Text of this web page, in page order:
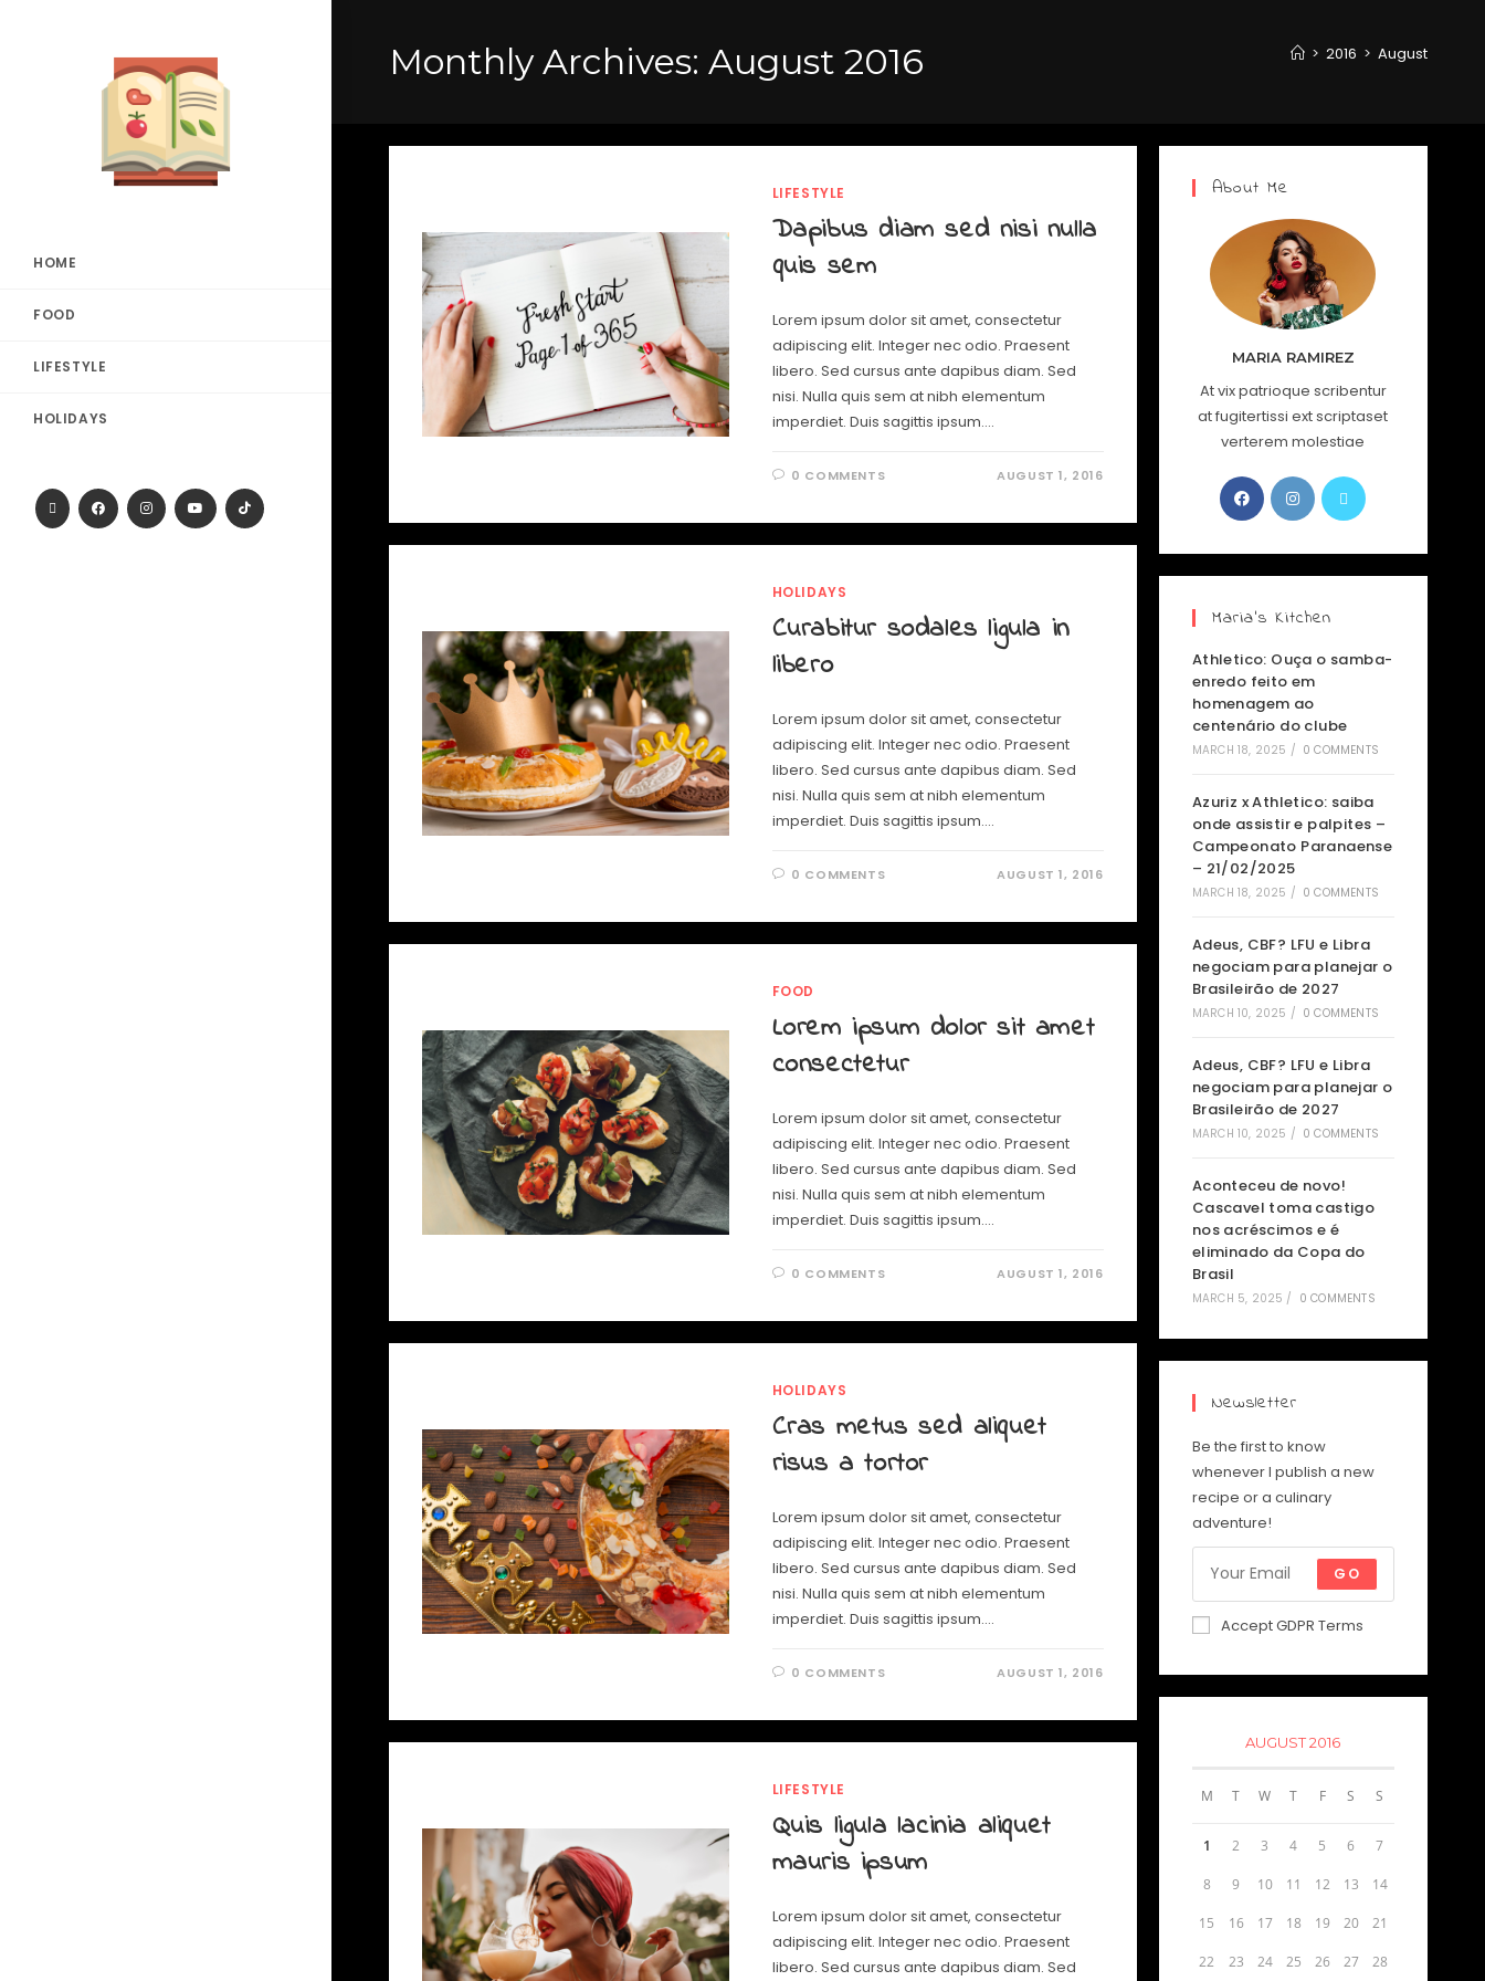
HOME
FOOD
LIFESTYLE
HOLIDAYS
Monthly Archives: August 2016 > 2016 > August
LIFESTYLE
Dapibus diam sed nisi nulla
quis sem
Lorem ipsum dolor sit amet, consectetur
adipiscing elit. Integer nec odio. Praesent
libero. Sed cursus ante dapibus diam. Sed
nisi. Nulla quis sem at nibh elementum
imperdiet. Duis sagittis ipsum.…
0 COMMENTS AUGUST 1, 2016
HOLIDAYS
Curabitur sodales ligula in
libero
Lorem ipsum dolor sit amet, consectetur
adipiscing elit. Integer nec odio. Praesent
libero. Sed cursus ante dapibus diam. Sed
nisi. Nulla quis sem at nibh elementum
imperdiet. Duis sagittis ipsum.…
0 COMMENTS AUGUST 1, 2016
FOOD
Lorem ipsum dolor sit amet
consectetur
Lorem ipsum dolor sit amet, consectetur
adipiscing elit. Integer nec odio. Praesent
libero. Sed cursus ante dapibus diam. Sed
nisi. Nulla quis sem at nibh elementum
imperdiet. Duis sagittis ipsum.…
0 COMMENTS AUGUST 1, 2016
HOLIDAYS
Cras metus sed aliquet
risus a tortor
Lorem ipsum dolor sit amet, consectetur
adipiscing elit. Integer nec odio. Praesent
libero. Sed cursus ante dapibus diam. Sed
nisi. Nulla quis sem at nibh elementum
imperdiet. Duis sagittis ipsum.…
0 COMMENTS AUGUST 1, 2016
LIFESTYLE
Quis ligula lacinia aliquet
mauris ipsum
Lorem ipsum dolor sit amet, consectetur
adipiscing elit. Integer nec odio. Praesent
libero. Sed cursus ante dapibus diam. Sed
About Me
MARIA RAMIREZ
At vix patrioque scribentur
at fugitertissi ext scriptaset
verterem molestiae
Maria’s Kitchen
Athletico: Ouça o samba-
enredo feito em
homenagem ao
centenário do clube
MARCH 18, 2025 / 0 COMMENTS
Azuriz x Athletico: saiba
onde assistir e palpites –
Campeonato Paranaense
– 21/02/2025
MARCH 18, 2025 / 0 COMMENTS
Adeus, CBF? LFU e Libra
negociam para planejar o
Brasileirão de 2027
MARCH 10, 2025 / 0 COMMENTS
Adeus, CBF? LFU e Libra
negociam para planejar o
Brasileirão de 2027
MARCH 10, 2025 / 0 COMMENTS
Aconteceu de novo!
Cascavel toma castigo
nos acréscimos e é
eliminado da Copa do
Brasil
MARCH 5, 2025 / 0 COMMENTS
Newsletter
Be the first to know
whenever I publish a new
recipe or a culinary
adventure!
GO
Accept GDPR Terms
AUGUST 2016
M T W T F S S
1 2 3 4 5 6 7
8 9 10 11 12 13 14
15 16 17 18 19 20 21
22 23 24 25 26 27 28